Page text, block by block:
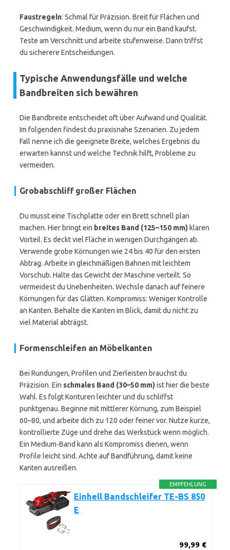
Faustregeln: Schmal für Präzision. Breit für Flächen und
Geschwindigkeit. Medium, wenn du nur ein Band kaufst.
Teste am Verschnitt und arbeite stufenweise. Dann triffst
du sicherere Entscheidungen.
Typische Anwendungsfälle und welche
Bandbreiten sich bewähren
Die Bandbreite entscheidet oft über Aufwand und Qualität.
Im folgenden findest du praxisnahe Szenarien. Zu jedem
Fall nenne ich die geeignete Breite, welches Ergebnis du
erwarten kannst und welche Technik hilft, Probleme zu
vermeiden.
Grobabschliff großer Flächen
Du musst eine Tischplatte oder ein Brett schnell plan
machen. Hier bringt ein breites Band (125–150 mm) klaren
Vorteil. Es deckt viel Fläche in wenigen Durchgängen ab.
Verwende grobe Körnungen wie 24 bis 40 für den ersten
Abtrag. Arbeite in gleichmäßigen Bahnen mit leichtem
Vorschub. Halte das Gewicht der Maschine verteilt. So
vermeidest du Unebenheiten. Wechsle danach auf feinere
Körnungen für das Glätten. Kompromiss: Weniger Kontrolle
an Kanten. Behalte die Kanten im Blick, damit du nicht zu
viel Material abträgst.
Formenschleifen an Möbelkanten
Bei Rundungen, Profilen und Zierleisten brauchst du
Präzision. Ein schmales Band (30–50 mm) ist hier die beste
Wahl. Es folgt Konturen leichter und du schliffst
punktgenau. Beginne mit mittlerer Körnung, zum Beispiel
60–80, und arbeite dich zu 120 oder feiner vor. Nutze kurze,
kontrollierte Züge und drehe das Werkstück wenn möglich.
Ein Medium-Band kann als Kompromiss dienen, wenn
Profile leicht sind. Achte auf Bandführung, damit keine
Kanten ausreißen.
EMPFEHLUNG
Einhell Bandschleifer TE-BS 850
E
99,99 €